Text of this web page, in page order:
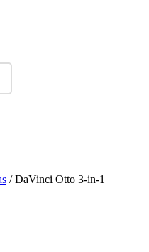
/ DaVinci Otto 3-in-1